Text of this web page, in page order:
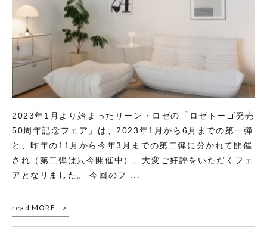
2023年1月より始まったリーン・ロゼの「ロゼトーゴ発売
50周年記念フェア」は、2023年1月から6月までの第一弾
と、昨年の11月から今年3月までの第二弾に分かれて開催
され（第二弾は只今開催中）、大変ご好評をいただくフェ
アとなリました。 今回のフ ...
read MORE